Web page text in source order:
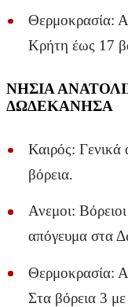
Θερμοκρασία:
Κρήτη έως 17
ΝΗΣΙΑ
ΔΩΔΕΚΑΝΗΣΑ
Καιρός: Γενικά
βόρεια.
Ανεμοι:
απόγευμα στα
Θερμοκρασία:
Στα βόρεια 3